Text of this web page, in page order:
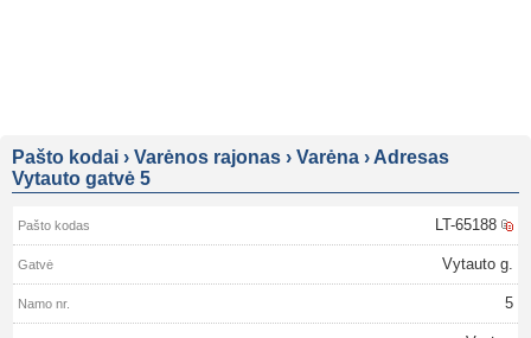
Pašto kodai › Varėnos rajonas › Varėna › Adresas
Vytauto gatvė 5
LT-65188
Vytauto g.
5